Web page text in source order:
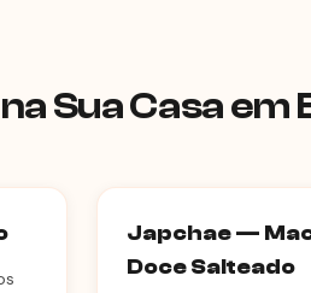
Sua Casa em
Japchae —
Doce Salteado